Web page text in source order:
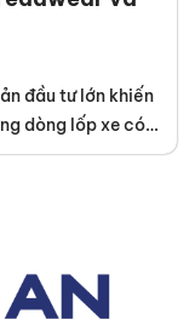
đầu tư lớn khiến
dòng lốp xe có
vụThanh An
thông số kỹ
và duy trì bộ lốp